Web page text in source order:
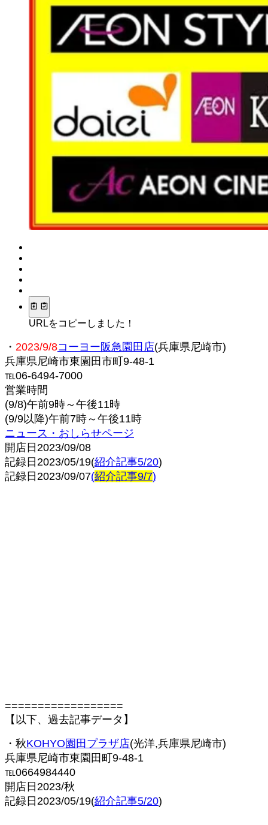
URLをコピーしました！
・ 2023/9/8コーヨー阪急園田店(兵庫県尼崎市)
兵庫県尼崎市東園田市町9-48-1
℡06-6494-7000
営業時間
(9/8)午前9時～午後11時
(9/9以降)午前7時～午後11時
ニュース・おしらせページ
開店日2023/09/08
記録日2023/05/19(紹介記事5/20)
記録日2023/09/07(紹介記事9/7)
==================
【以下、過去記事データ】
・秋KOHYO園田プラザ店(光洋,兵庫県尼崎市)
兵庫県尼崎市東園田町9-48-1
℡0664984440
開店日2023/秋
記録日2023/05/19(紹介記事5/20)